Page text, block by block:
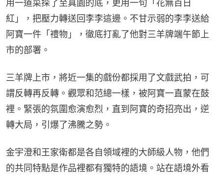
用一道菜探了至真園的底，更用一句「花無百日
紅」，把壓力轉送回李李這邊。不甘示弱的李李送給
阿寶一件「禮物」，徹底打亂了他對三羊牌端午節上
市的部署。
三羊牌上市，將近一集的戲份都採用了文戲武拍，可
謂反轉再反轉。觀眾和范總一樣，被阿寶一直蒙在鼓
裡。緊張的氛圍愈演愈烈，直到阿寶的奇招亮出，逆
轉大局，引爆了沸騰之勢。
金宇澄和王家衛都是各自領域裡的大師級人物，他們
的共同特點是作品裡都有獨特的語境。站在語境外看